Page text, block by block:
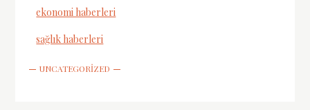
ekonomi haberleri
sağlık haberleri
UNCATEGORIZED